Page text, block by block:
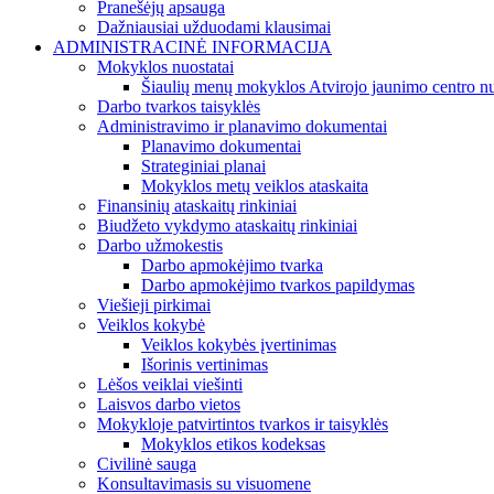
Pranešėjų apsauga
Dažniausiai užduodami klausimai
ADMINISTRACINĖ INFORMACIJA
Mokyklos nuostatai
Šiaulių menų mokyklos Atvirojo jaunimo centro
Darbo tvarkos taisyklės
Administravimo ir planavimo dokumentai
Planavimo dokumentai
Strateginiai planai
Mokyklos metų veiklos ataskaita
Finansinių ataskaitų rinkiniai
Biudžeto vykdymo ataskaitų rinkiniai
Darbo užmokestis
Darbo apmokėjimo tvarka
Darbo apmokėjimo tvarkos papildymas
Viešieji pirkimai
Veiklos kokybė
Veiklos kokybės įvertinimas
Išorinis vertinimas
Lėšos veiklai viešinti
Laisvos darbo vietos
Mokykloje patvirtintos tvarkos ir taisyklės
Mokyklos etikos kodeksas
Civilinė sauga
Konsultavimasis su visuomene